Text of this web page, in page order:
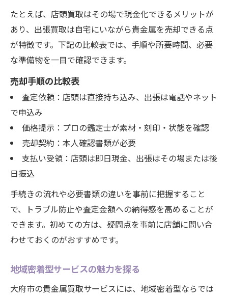
たとえば、店頭買取はその場で現金化できるメリットが
あり、出張買取は自宅にいながら貴金属を売却できる点
が特徴です。下記の比較表では、手順や所要時間、必要
な準備物を一目で確認できます。
売却手順の比較表
査定依頼：店頭は直接持ち込み、出張は電話やネット
で申込み
価格提示：プロの鑑定士が素材・刻印・状態を確認
売却契約：本人確認書類が必要
支払い受領：店頭は即日現金、出張はその場または後
日振込
手続きの流れや必要書類の違いを事前に把握すること
で、トラブル防止や査定金額への納得感を高めることが
できます。初めての方は、疑問点を事前に店舗に問い合
わせておくのがおすすめです。
地域密着型サービスの魅力を探る
大府市の貴金属買取サービスには、地域密着型ならでは